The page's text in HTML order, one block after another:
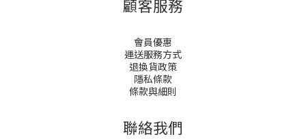
顧客服務
會員優惠
運送服務方式
退換貨政策
隱私條款
條款與細則
聯絡我們